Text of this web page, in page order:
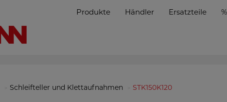
Produkte Händler Ersatzteile
Schleifteller und Klettaufnahmen STK150K120